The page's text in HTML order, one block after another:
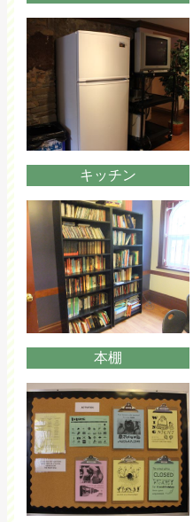
キッチン
本棚